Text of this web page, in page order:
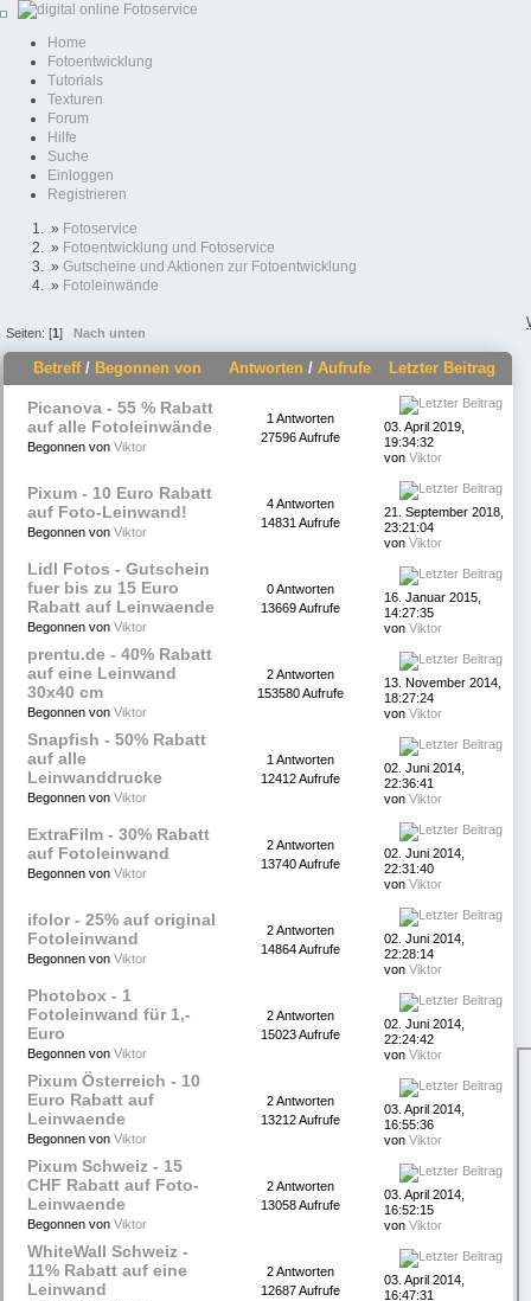
Home
Fotoentwicklung
Tutorials
Texturen
Forum
Hilfe
Suche
Einloggen
Registrieren
» Fotoservice
» Fotoentwicklung und Fotoservice
» Gutscheine und Aktionen zur Fotoentwicklung
» Fotoleinwände
Seiten: [1] Nach unten
Betreff/ Begonnen von Antworten / Aufrufe Letzter Beitrag
Picanova - 55 % Rabatt
auf alle Fotoleinwände
Begonnen von Viktor
1 Antworten
27596 Aufrufe
03. April 2019,
19:34:32
von Viktor
Pixum - 10 Euro Rabatt
auf Foto-Leinwand!
Begonnen von Viktor
4 Antworten
14831 Aufrufe
21. September 2018,
23:21:04
von Viktor
Lidl Fotos - Gutschein
fuer bis zu 15 Euro
Rabatt auf Leinwaende
Begonnen von Viktor
0 Antworten
13669 Aufrufe
16. Januar 2015,
14:27:35
von Viktor
prentu.de - 40% Rabatt
auf eine Leinwand
30x40 cm
Begonnen von Viktor
2 Antworten
153580 Aufrufe
13. November 2014,
18:27:24
von Viktor
Snapfish - 50% Rabatt
auf alle
Leinwanddrucke
Begonnen von Viktor
1 Antworten
12412 Aufrufe
02. Juni 2014,
22:36:41
von Viktor
ExtraFilm - 30% Rabatt
auf Fotoleinwand
Begonnen von Viktor
2 Antworten
13740 Aufrufe
02. Juni 2014,
22:31:40
von Viktor
ifolor - 25% auf original
Fotoleinwand
Begonnen von Viktor
2 Antworten
14864 Aufrufe
02. Juni 2014,
22:28:14
von Viktor
Photobox - 1
Fotoleinwand für 1,-
Euro
Begonnen von Viktor
2 Antworten
15023 Aufrufe
02. Juni 2014,
22:24:42
von Viktor
Pixum Österreich - 10
Euro Rabatt auf
Leinwaende
Begonnen von Viktor
2 Antworten
13212 Aufrufe
03. April 2014,
16:55:36
von Viktor
Pixum Schweiz - 15
CHF Rabatt auf Foto-
Leinwaende
Begonnen von Viktor
2 Antworten
13058 Aufrufe
03. April 2014,
16:52:15
von Viktor
WhiteWall Schweiz -
11% Rabatt auf eine
Leinwand
2 Antworten
12687 Aufrufe
03. April 2014,
16:47:31